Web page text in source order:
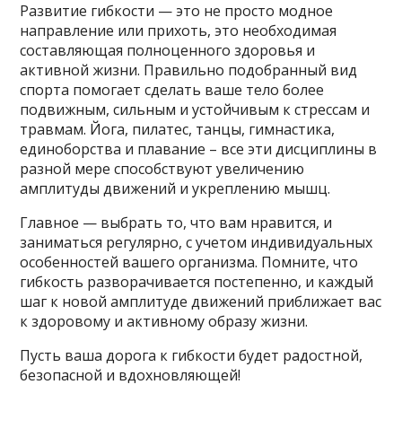
Развитие гибкости — это не просто модное
направление или прихоть, это необходимая
составляющая полноценного здоровья и
активной жизни. Правильно подобранный вид
спорта помогает сделать ваше тело более
подвижным, сильным и устойчивым к стрессам и
травмам. Йога, пилатес, танцы, гимнастика,
единоборства и плавание – все эти дисциплины в
разной мере способствуют увеличению
амплитуды движений и укреплению мышц.
Главное — выбрать то, что вам нравится, и
заниматься регулярно, с учетом индивидуальных
особенностей вашего организма. Помните, что
гибкость разворачивается постепенно, и каждый
шаг к новой амплитуде движений приближает вас
к здоровому и активному образу жизни.
Пусть ваша дорога к гибкости будет радостной,
безопасной и вдохновляющей!